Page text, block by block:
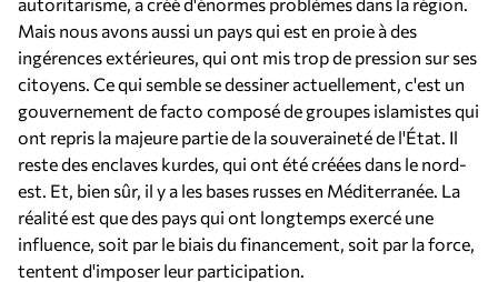
Mais nous avons aussi un pays qui est en proie à des
ingérences extérieures, qui ont mis trop de pression sur ses
citoyens. Ce qui semble se dessiner actuellement, c'est un
gouvernement de facto composé de groupes islamistes qui
ont repris la majeure partie de la souveraineté de l'État. Il
reste des enclaves kurdes, qui ont été créées dans le nord-
est. Et, bien sûr, il y a les bases russes en Méditerranée. La
réalité est que des pays qui ont longtemps exercé une
influence, soit par le biais du financement, soit par la force,
tentent d'imposer leur participation.